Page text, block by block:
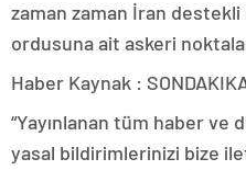
zaman zaman İran
ordusuna ait askeri
Haber Kaynak :
“Yayınlanan tüm haber
yasal bildirimlerinizi bize